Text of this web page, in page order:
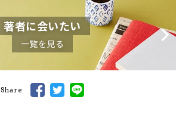
著者に会いたい
一覧を見る
Share